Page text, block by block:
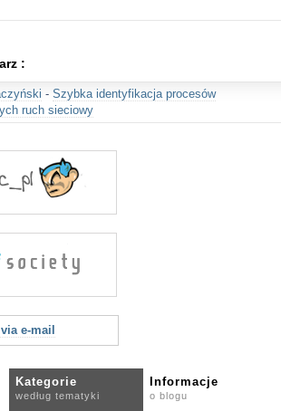
:
- Szybka identyfikacja procesów
ruch sieciowy
e-mail
Kategorie
według tematyki
Informacje
o blogu